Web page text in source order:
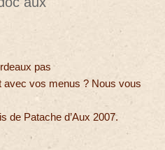
pas
avec vos menus ? Nous vous
de Patache d’Aux 2007.